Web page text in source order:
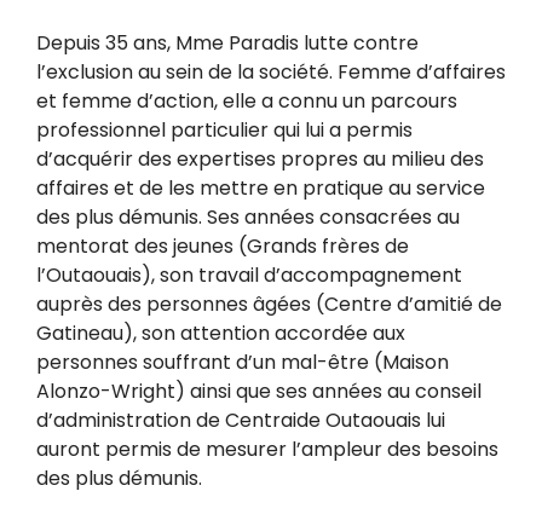
Depuis 35 ans, Mme Paradis lutte contre
l’exclusion au sein de la société. Femme d’affaires
et femme d’action, elle a connu un parcours
professionnel particulier qui lui a permis
d’acquérir des expertises propres au milieu des
affaires et de les mettre en pratique au service
des plus démunis. Ses années consacrées au
mentorat des jeunes (Grands frères de
l’Outaouais), son travail d’accompagnement
auprès des personnes âgées (Centre d’amitié de
Gatineau), son attention accordée aux
personnes souffrant d’un mal-être (Maison
Alonzo-Wright) ainsi que ses années au conseil
d’administration de Centraide Outaouais lui
auront permis de mesurer l’ampleur des besoins
des plus démunis.